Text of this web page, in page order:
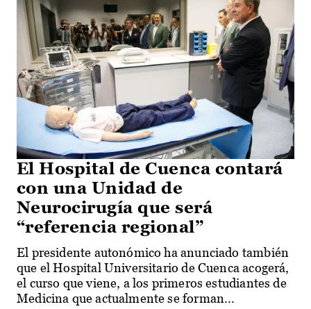
El Hospital de Cuenca contará
con una Unidad de
Neurocirugía que será
“referencia regional”
El presidente autonómico ha anunciado también
que el Hospital Universitario de Cuenca acogerá,
el curso que viene, a los primeros estudiantes de
Medicina que actualmente se forman...